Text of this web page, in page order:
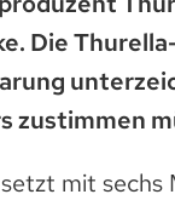
Die
zustimmen
mit